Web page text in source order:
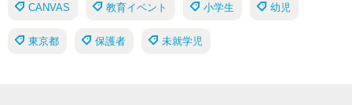
CANVAS 教育イベント 小学生 幼児
東京都 保護者 未就学児